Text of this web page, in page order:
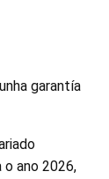
garantía
ano 2026,